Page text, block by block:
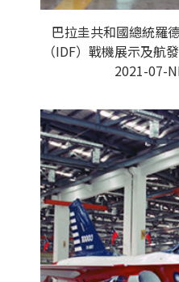
巴拉圭共和國總統羅
（IDF）戰機展示及航
2021-07-